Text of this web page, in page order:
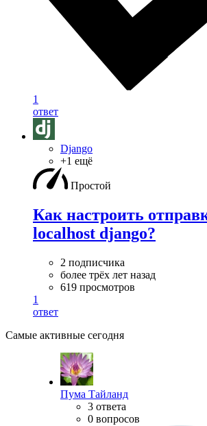
1
ответ
Django
+1 ещё
Простой
Как настроить
localhost django?
2 подписчика
более трёх лет назад
619 просмотров
1
ответ
Самые активные сегодня
Пума Тайланд
3 ответа
0 вопросов